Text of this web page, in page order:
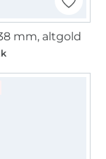
mm, altgold